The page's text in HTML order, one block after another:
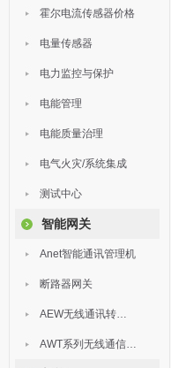
霍尔电流传感器价格
电量传感器
电力监控与保护
电能管理
电能质量治理
电气火灾/系统集成
测试中心
智能网关
Anet智能通讯管理机
断路器网关
AEW无线通讯转换器
AWT系列无线通信终端